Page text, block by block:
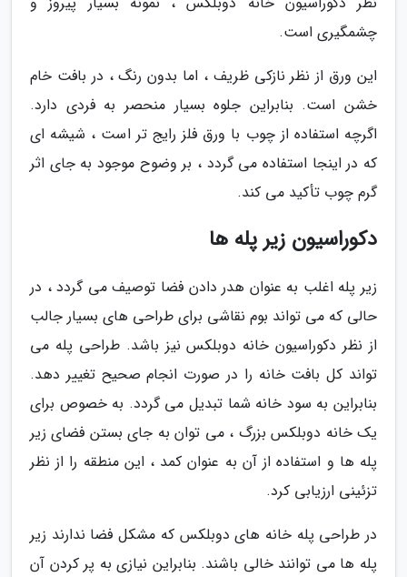
چشمگیری است.
این ورق از نظر نازکی ظریف ، اما بدون رنگ ، در بافت خام
خشن است. بنابراین جلوه بسیار منحصر به فردی دارد.
اگرچه استفاده از چوب با ورق فلز رایج تر است ، شیشه ای
که در اینجا استفاده می گردد ، بر وضوح موجود به جای اثر
گرم چوب تأکید می کند.
دکوراسیون زیر پله ها
زیر پله اغلب به عنوان هدر دادن فضا توصیف می گردد ، در
حالی که می تواند بوم نقاشی برای طراحی های بسیار جالب
از نظر دکوراسیون خانه دوبلکس نیز باشد. طراحی پله می
تواند کل بافت خانه را در صورت انجام صحیح تغییر دهد.
بنابراین به سود خانه شما تبدیل می گردد. به خصوص برای
یک خانه دوبلکس بزرگ ، می توان به جای بستن فضای زیر
پله ها و استفاده از آن به عنوان کمد ، این منطقه را از نظر
تزئینی ارزیابی کرد.
در طراحی پله خانه های دوبلکس که مشکل فضا ندارند زیر
پله ها می توانند خالی باشند. بنابراین نیازی به پر کردن آن